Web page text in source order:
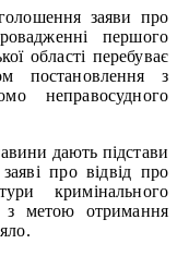
заяви про
першого
області перебуває
постановлення з
неправосудного
дають підстави
про відвід про
кримінального
з метою отримання